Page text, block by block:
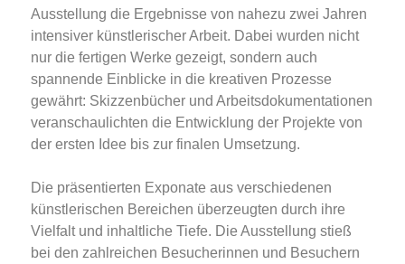
Ausstellung die Ergebnisse von nahezu zwei Jahren
intensiver künstlerischer Arbeit. Dabei wurden nicht
nur die fertigen Werke gezeigt, sondern auch
spannende Einblicke in die kreativen Prozesse
gewährt: Skizzenbücher und Arbeitsdokumentationen
veranschaulichten die Entwicklung der Projekte von
der ersten Idee bis zur finalen Umsetzung.
Die präsentierten Exponate aus verschiedenen
künstlerischen Bereichen überzeugten durch ihre
Vielfalt und inhaltliche Tiefe. Die Ausstellung stieß
bei den zahlreichen Besucherinnen und Besuchern